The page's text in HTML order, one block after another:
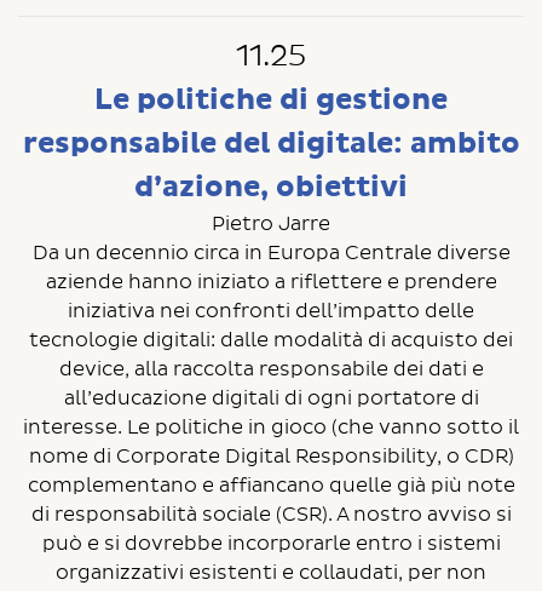
11.25
Le politiche di gestione
responsabile del digitale: ambito
d’azione, obiettivi
Pietro Jarre
Da un decennio circa in Europa Centrale diverse
aziende hanno iniziato a riflettere e prendere
iniziativa nei confronti dell’impatto delle
tecnologie digitali: dalle modalità di acquisto dei
device, alla raccolta responsabile dei dati e
all’educazione digitali di ogni portatore di
interesse. Le politiche in gioco (che vanno sotto il
nome di Corporate Digital Responsibility, o CDR)
complementano e affiancano quelle già più note
di responsabilità sociale (CSR). A nostro avviso si
può e si dovrebbe incorporarle entro i sistemi
organizzativi esistenti e collaudati, per non